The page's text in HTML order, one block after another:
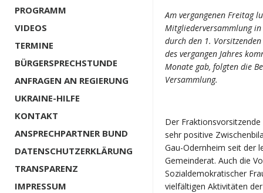
PROGRAMM
VIDEOS
TERMINE
BÜRGERSPRECHSTUNDE
ANFRAGEN AN REGIERUNG
UKRAINE-HILFE
KONTAKT
ANSPRECHPARTNER BUND
DATENSCHUTZERKLÄRUNG
TRANSPARENZ
IMPRESSUM
Am vergangenen Freitag
Mitgliederversammlung
durch den 1.
des vergangen Jahres
Monate gab, folgten die
Versammlung.
Der
sehr positive
Gau-Odernheim seit der
Gemeinderat. Auch die
Sozialdemokratischer
vielfältigen Aktivitäten